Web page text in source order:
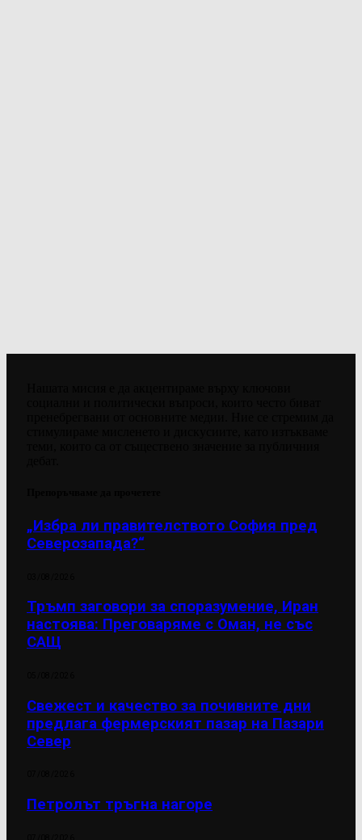
„Избра ли правителството София пред
Северозапада?“
Тръмп заговори за споразумение, Иран
настоява: Преговаряме с Оман, не със
САЩ
Свежест и качество за почивните дни
предлага фермерският пазар на Пазари
Север
Петролът тръгна нагоре